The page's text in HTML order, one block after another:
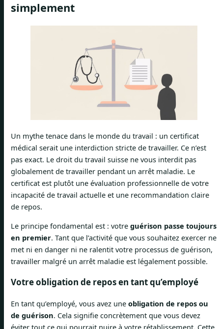
simplement
Un mythe tenace dans le monde du travail : un certificat
médical serait une interdiction stricte de travailler. Ce n’est
pas exact. Le droit du travail suisse ne vous interdit pas
globalement de travailler pendant un arrêt maladie. Le
certificat est plutôt une évaluation professionnelle de votre
incapacité de travail actuelle et une recommandation claire
de repos.
Le principe fondamental est : votre guérison passe toujours
en premier. Tant que l’activité que vous souhaitez exercer ne
met ni en danger ni ne ralentit votre processus de guérison,
travailler malgré un arrêt maladie est légalement possible.
Votre obligation de repos en tant qu’employé
En tant qu’employé, vous avez une obligation de repos ou
de guérison. Cela signifie concrètement que vous devez